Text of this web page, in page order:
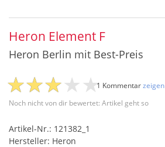
Heron Element F
Heron Berlin mit Best-Preis
Noch nicht von dir bewertet: Artikel geht so
1 Kommentarzeigen
Artikel-Nr.: 121382_1
Hersteller: Heron